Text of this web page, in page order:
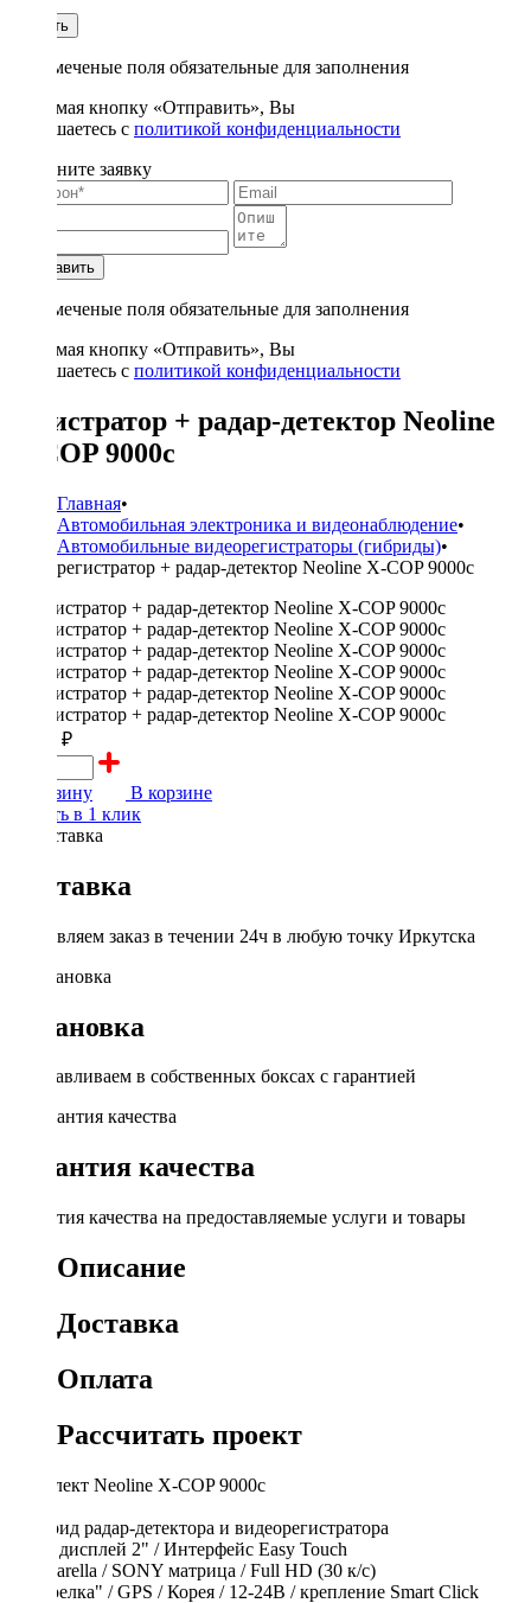
Купить
* - отмеченые поля обязательные для заполнения
Нажимая кнопку «Отправить», Вы
соглашаетесь с политикой конфиденциальности
Заполните заявку
Отправить
* - отмеченые поля обязательные для заполнения
Нажимая кнопку «Отправить», Вы
соглашаетесь с политикой конфиденциальности
регистратор + радар-детектор Neoline
X-COP 9000c
Главная•
Автомобильная электроника и видеонаблюдение•
Автомобильные видеорегистраторы (гибриды)•
регистратор + радар-детектор Neoline X-COP 9000c
13000 ₽
В корзину
В корзине
Купить в 1 клик
Доставка
Доставляем заказ в течении 24ч в любую точку Иркутска
Установка
Устанавливаем в собственных боксах с гарантией
Гарантия качества
Гарантия качества на предоставляемые услуги и товары
Описание
Доставка
Оплата
Рассчитать проект
Комплект Neoline X-COP 9000c
- Гибрид радар-детектора и видеорегистратора
- TFT дисплей 2" / Интерфейс Easy Touch
- Ambarella / SONY матрица / Full HD (30 к/c)
- "Стрелка" / GPS / Корея / 12-24В / крепление Smart Click